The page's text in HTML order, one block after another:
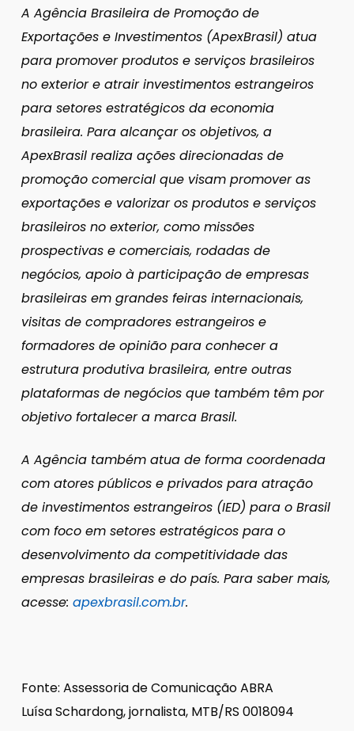
A Agência Brasileira de Promoção de
Exportações e Investimentos (ApexBrasil) atua
para promover produtos e serviços brasileiros
no exterior e atrair investimentos estrangeiros
para setores estratégicos da economia
brasileira. Para alcançar os objetivos, a
ApexBrasil realiza ações direcionadas de
promoção comercial que visam promover as
exportações e valorizar os produtos e serviços
brasileiros no exterior, como missões
prospectivas e comerciais, rodadas de
negócios, apoio à participação de empresas
brasileiras em grandes feiras internacionais,
visitas de compradores estrangeiros e
formadores de opinião para conhecer a
estrutura produtiva brasileira, entre outras
plataformas de negócios que também têm por
objetivo fortalecer a marca Brasil.
A Agência também atua de forma coordenada
com atores públicos e privados para atração
de investimentos estrangeiros (IED) para o Brasil
com foco em setores estratégicos para o
desenvolvimento da competitividade das
empresas brasileiras e do país. Para saber mais,
acesse: apexbrasil.com.br.
Fonte: Assessoria de Comunicação ABRA
Luísa Schardong, jornalista, MTB/RS 0018094